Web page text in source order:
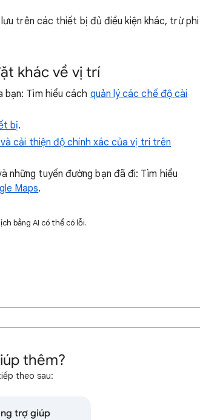
trên các thiết bị đủ điều kiện khác, trừ phi
khác về vị trí
Tìm hiểu cách quản lý các chế độ cài
bị.
cải thiện độ chính xác của vị trí trên
những tuyến đường bạn đã đi: Tìm hiểu
Maps.
bằng AI có thể có lỗi.
thêm?
theo sau:
trợ giúp